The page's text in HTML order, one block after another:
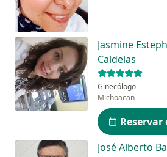
Jasmine
Caldelas
Ginecólogo
Michoacan
Reservar
José Alberto